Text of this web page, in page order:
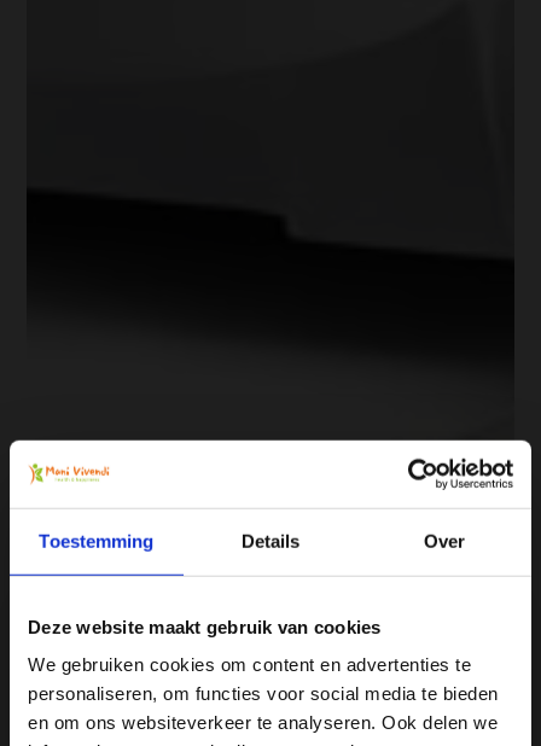
Toestemming Details Over
Deze website maakt gebruik van cookies
We gebruiken cookies om content en advertenties te
personaliseren, om functies voor social media te bieden
en om ons websiteverkeer te analyseren. Ook delen we
Ja, ik wil 5% korting op mijn